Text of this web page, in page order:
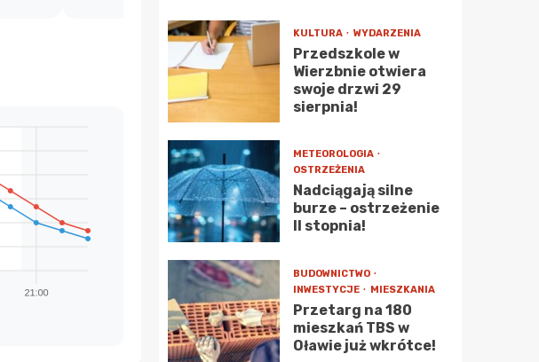
KULTURA WYDARZENIA
Przedszkole w
Wierzbnie otwiera
swoje drzwi 29
sierpnia!
METEOROLOGIA
OSTRZEŻENIA
Nadciągają silne
burze – ostrzeżenie
II stopnia!
BUDOWNICTWO
INWESTYCJE
MIESZKANIA
Przetarg na 180
mieszkań TBS w
Oławie już wkrótce!